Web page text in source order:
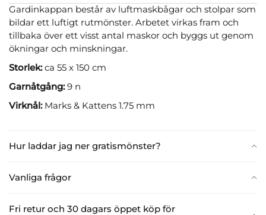
Hur laddar jag ner gratismönster?
Vanliga frågor
Fri retur och 30 dagars öppet köp för
Gardinkappan består av luftmaskbågar och stolpar som
bildar ett luftigt rutmönster. Arbetet virkas fram och
tillbaka över ett visst antal maskor och byggs ut genom
ökningar och minskningar.
Storlek:ca 55 x 150 cm
Garnåtgång:9 n
Virknål:Marks & Kattens 1.75 mm